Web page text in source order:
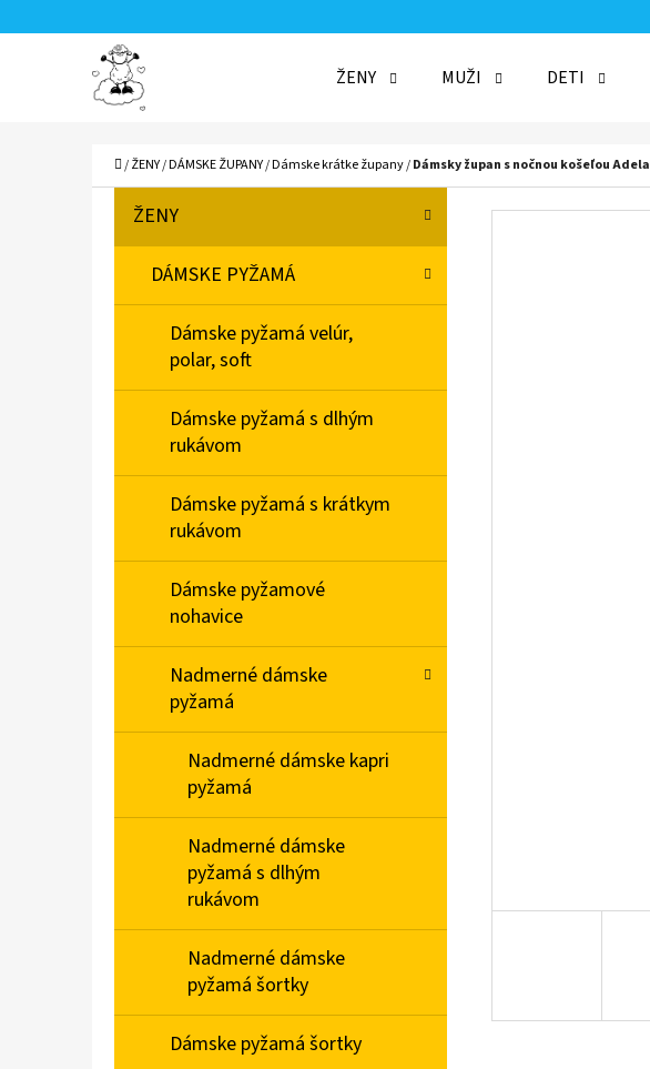
ŽENY MUŽI DETI
Domov
/ŽENY/DÁMSKE ŽUPANY/Dámske krátke župany/Dámsky župan s nočnou košeľou Adela
O
N
Preskočiť
kategórie
T
G
I
ŽENY
DÁMSKE PYŽAMÁ
Dámske pyžamá velúr,
polar, soft
Dámske pyžamá s dlhým
rukávom
Dámske pyžamá s krátkym
rukávom
Dámske pyžamové
nohavice
Nadmerné dámske
pyžamá
Nadmerné dámske kapri
pyžamá
Nadmerné dámske
pyžamá s dlhým
rukávom
Nadmerné dámske
pyžamá šortky
Dámske pyžamá šortky
Späť
do
Späť
do
MEDVEDÍKY
€23,90